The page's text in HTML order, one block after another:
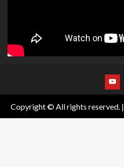
Copyright © All rights reserved. |